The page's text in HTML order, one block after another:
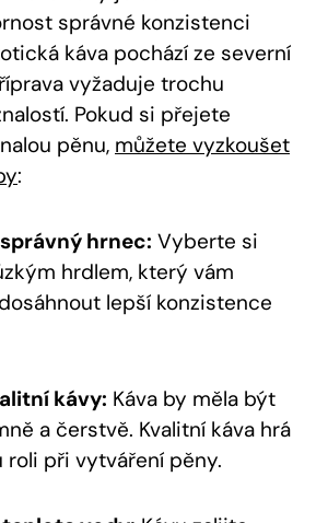
správné konzistenci
káva pochází ze severní
vyžaduje trochu
Pokud si přejete
pěnu, můžete vyzkoušet
:
hrnec: Vyberte si
hrdlem, který vám
lepší konzistence
kávy: Káva by měla být
a čerstvě. Kvalitní káva hrá
roli při vytváření pěny.